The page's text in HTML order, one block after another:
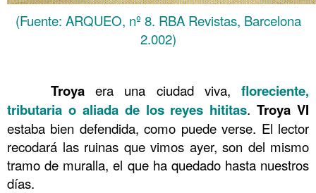
(Fuente: ARQUEO, nº 8. RBA Revistas, Barcelona
2.002)
Troya era una ciudad viva, floreciente,
tributaria o aliada de los reyes hititas.Troya VI
estaba bien defendida, como puede verse. El lector
recodará las ruinas que vimos ayer, son del mismo
tramo de muralla, el que ha quedado hasta nuestros
días.